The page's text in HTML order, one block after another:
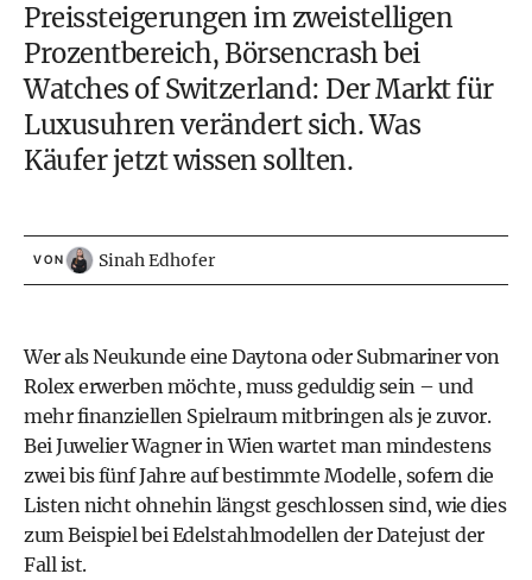
Preissteigerungen im zweistelligen
Prozentbereich, Börsencrash bei
Watches of Switzerland: Der Markt für
Luxusuhren verändert sich. Was
Käufer jetzt wissen sollten.
VON Sinah Edhofer
Wer als Neukunde eine Daytona oder Submariner von
Rolex erwerben möchte, muss geduldig sein – und
mehr finanziellen Spielraum mitbringen als je zuvor.
Bei Juwelier Wagner in Wien wartet man mindestens
zwei bis fünf Jahre auf bestimmte Modelle, sofern die
Listen nicht ohnehin längst geschlossen sind, wie dies
zum Beispiel bei Edelstahlmodellen der Datejust der
Fall ist.